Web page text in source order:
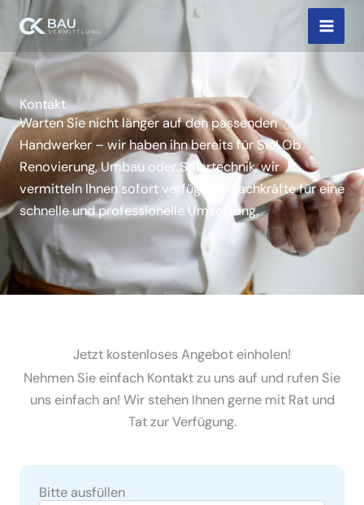
Inhalt
springen
Kontakt
Warten Sie nicht länger auf den passenden
Handwerker – wir haben ihn bereits für Sie! Ob
Renovierung, Umbau oder Solartechnik, wir
vermitteln Ihnen sofort verfügbare Fachkräfte für eine
schnelle und professionelle Umsetzung.
Jetzt kostenloses Angebot einholen!
Nehmen Sie einfach Kontakt zu uns auf und rufen Sie
uns einfach an! Wir stehen Ihnen gerne mit Rat und
Tat zur Verfügung.
Bitte ausfüllen